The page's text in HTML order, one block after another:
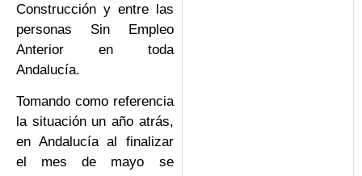
Construcción y entre las
personas Sin Empleo
Anterior en toda
Andalucía.
Tomando como referencia
la situación un año atrás,
en Andalucía al finalizar
el mes de mayo se